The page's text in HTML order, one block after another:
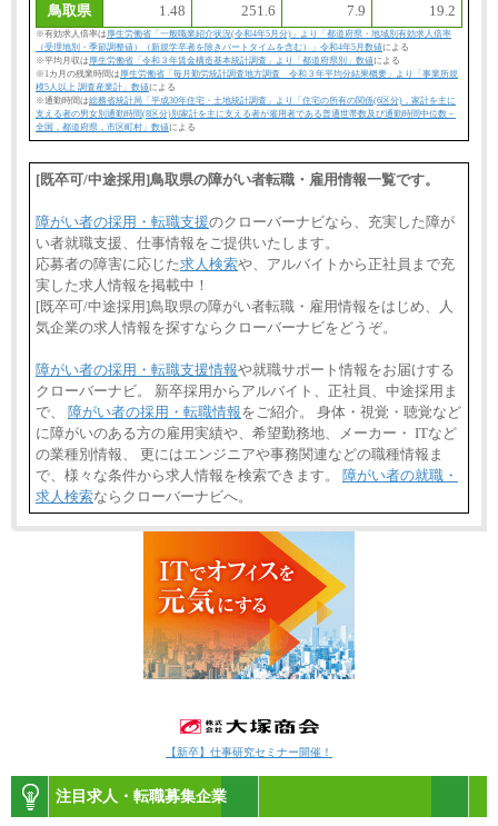
鳥取県
1.48 251.6 7.9 19.2
※有効求人倍率は 厚生労働省「一般職業紹介状況(令和4年5月分)」より「都道府県・地域別有効求人倍率
（受理地別・季節調整値）（新規学卒者を除きパートタイムを含む）」令和4年5月数値による
※平均月収は 厚生労働省「令和３年賃金構造基本統計調査」より「都道府県別」数値による
※1カ月の残業時間は 厚生労働省「毎月勤労統計調査地方調査 令和３年平均分結果概要」より「事業所規
模5人以上 調査産業計」数値による
※通勤時間は総務省統計局「平成30年住宅・土地統計調査」より「住宅の所有の関係(6区分)，家計を主に
支える者の男女別通勤時間(8区分)別家計を主に支える者が雇用者である普通世帯数及び通勤時間中位数－
全国，都道府県，市区町村」数値による
[既卒可/中途採用]鳥取県の障がい者転職・雇用情報一覧です。
障がい者の採用・転職支援のクローバーナビなら、充実した障が
い者就職支援、仕事情報をご提供いたします。
応募者の障害に応じた求人検索や、アルバイトから正社員まで充
実した求人情報を掲載中！
[既卒可/中途採用]鳥取県の障がい者転職・雇用情報をはじめ、人
気企業の求人情報を探すならクローバーナビをどうぞ。
障がい者の採用・転職支援情報や就職サポート情報をお届けする
クローバーナビ。 新卒採用からアルバイト、正社員、中途採用ま
で、 障がい者の採用・転職情報をご紹介。 身体・視覚・聴覚など
に障がいのある方の雇用実績や、希望勤務地、メーカー・ ITなど
の業種別情報、 更にはエンジニアや事務関連などの職種情報ま
で、様々な条件から求人情報を検索できます。 障がい者の就職・
求人検索ならクローバーナビへ。
【新卒】仕事研究セミナー開催！
注目求人・転職募集企業